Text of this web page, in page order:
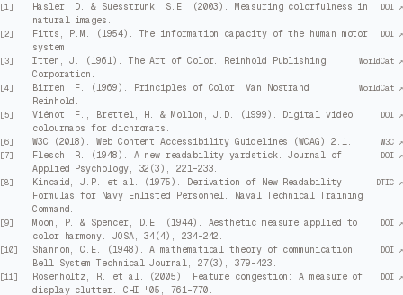
[1]
Hasler, D. & Suesstrunk, S.E. (2003). Measuring colorfulness in
natural images.
DOI ↗
[2]
Fitts, P.M. (1954). The information capacity of the human motor
system.
DOI ↗
[3]
Itten, J. (1961). The Art of Color. Reinhold Publishing
Corporation.
WorldCat ↗
[4]
Birren, F. (1969). Principles of Color. Van Nostrand
Reinhold.
WorldCat ↗
[5]
Viénot, F., Brettel, H. & Mollon, J.D. (1999). Digital video
colourmaps for dichromats.
DOI ↗
[6] W3C (2018). Web Content Accessibility Guidelines (WCAG) 2.1.
W3C ↗
[7]
Flesch, R. (1948). A new readability yardstick. Journal of
Applied Psychology, 32(3), 221–233.
DOI ↗
[8]
Kincaid, J.P. et al. (1975). Derivation of New Readability
Formulas for Navy Enlisted Personnel. Naval Technical Training
Command.
DTIC ↗
[9]
Moon, P. & Spencer, D.E. (1944). Aesthetic measure applied to
color harmony. JOSA, 34(4), 234–242.
DOI ↗
[10]
Shannon, C.E. (1948). A mathematical theory of communication.
Bell System Technical Journal, 27(3), 379–423.
DOI ↗
[11]
Rosenholtz, R. et al. (2005). Feature congestion: A measure of
display clutter. CHI '05, 761–770.
DOI ↗